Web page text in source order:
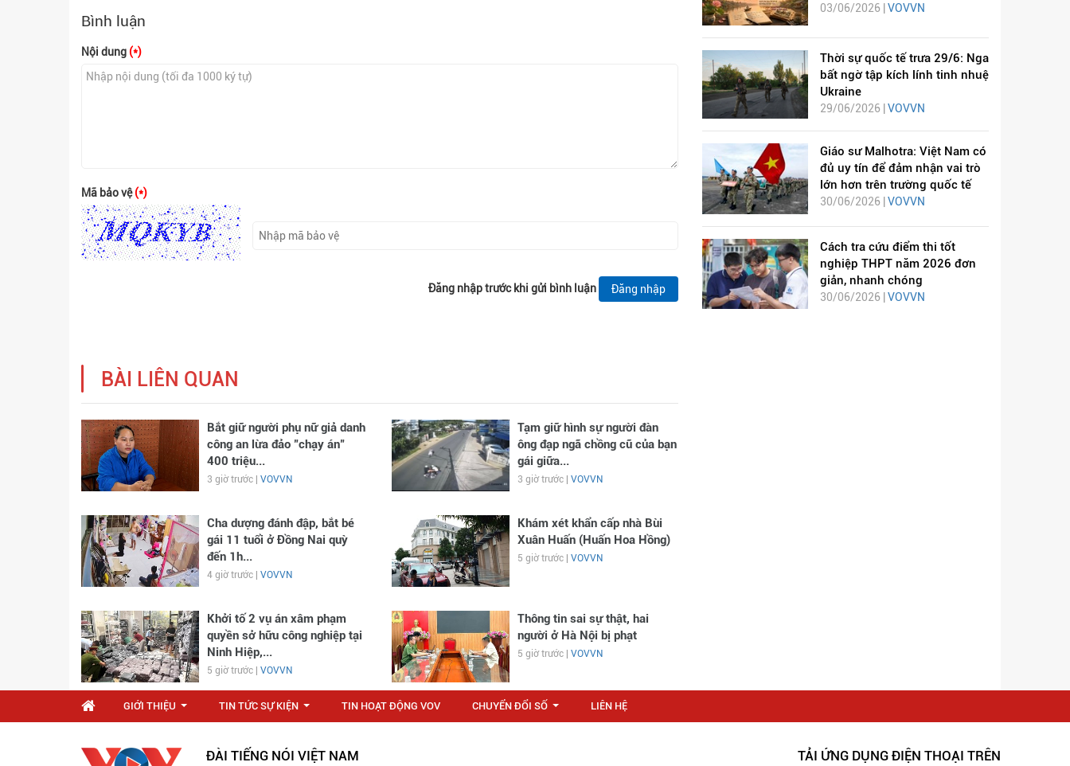
Bình luận
Nội dung (*)
Mã bảo vệ(*)
Đăng nhập trước khi gửi bình luận Đăng nhập
BÀI LIÊN QUAN
Bắt giữ người phụ nữ giả danh
công an lừa đảo "chạy án"
400 triệu...
3 giờ trước | VOVVN
Tạm giữ hình sự người đàn
ông đạp ngã chồng cũ của bạn
gái giữa...
3 giờ trước | VOVVN
Cha dượng đánh đập, bắt bé
gái 11 tuổi ở Đồng Nai quỳ
đến 1h...
4 giờ trước | VOVVN
Khám xét khẩn cấp nhà Bùi
Xuân Huấn (Huấn Hoa Hồng)
5 giờ trước | VOVVN
Khởi tố 2 vụ án xâm phạm
quyền sở hữu công nghiệp tại
Ninh Hiệp,...
5 giờ trước | VOVVN
Thông tin sai sự thật, hai
người ở Hà Nội bị phạt
5 giờ trước | VOVVN
03/06/2026 | VOVVN
Thời sự quốc tế trưa 29/6: Nga
bất ngờ tập kích lính tinh nhuệ
Ukraine
29/06/2026 | VOVVN
Giáo sư Malhotra: Việt Nam có
đủ uy tín để đảm nhận vai trò
lớn hơn trên trường quốc tế
30/06/2026 | VOVVN
Cách tra cứu điểm thi tốt
nghiệp THPT năm 2026 đơn
giản, nhanh chóng
30/06/2026 | VOVVN
GIỚI THIỆU TIN TỨC SỰ KIỆN TIN HOẠT ĐỘNG VOV CHUYỂN ĐỔI SỐ LIÊN HỆ
ĐÀI TIẾNG NÓI VIỆT NAM TẢI ỨNG DỤNG ĐIỆN THOẠI TRÊN